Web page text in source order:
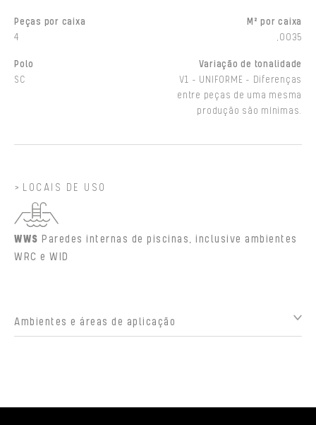
Peças por caixa
4
M² por caixa
,0035
Polo
SC
Variação de tonalidade
V1 - UNIFORME - Diferenças
entre peças de uma mesma
produção são mínimas.
LOCAIS DE USO
WWS Paredes internas de piscinas, inclusive ambientes
WRC e WID
Ambientes e áreas de aplicação